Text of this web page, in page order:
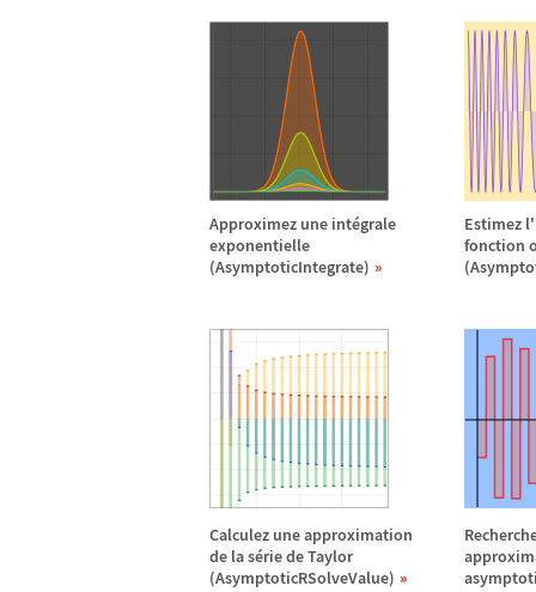
Approximez une intégrale
exponentielle
(AsymptoticIntegrate)
Estimez
fonction
Calculez une approximation
de la série de Taylor
(AsymptoticRSolveValue)